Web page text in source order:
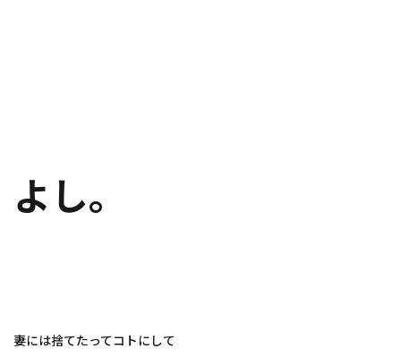
よし。
妻には捨てたってコトにして